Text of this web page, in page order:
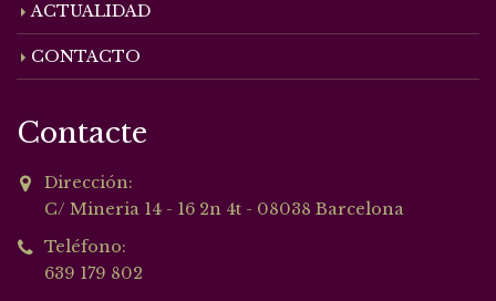
ACTUALIDAD
CONTACTO
Contacte
Dirección:
C/ Mineria 14 - 16 2n 4t - 08038 Barcelona
Teléfono:
639 179 802